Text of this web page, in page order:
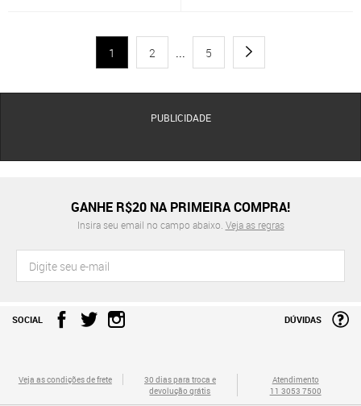
1 2 ... 5
PUBLICIDADE
GANHE R$20 NA PRIMEIRA COMPRA!
Insira seu email no campo abaixo. Veja as regras
SOCIAL DÚVIDAS
Veja as condições de frete
30 dias para troca e
devolução grátis
Atendimento
11 3053 7500